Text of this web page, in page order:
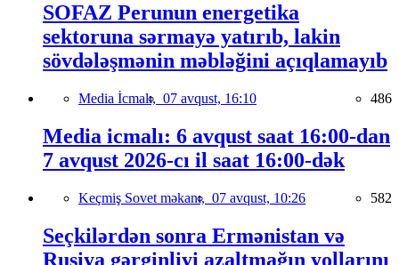
SOFAZ Perunun energetika
sektoruna sərmayə yatırıb, lakin
sövdələşmənin məbləğini açıqlamayıb
Media İcmalı, 07 avqust, 16:10 486
Media icmalı: 6 avqust saat 16:00-dan
7 avqust 2026-cı il saat 16:00-dək
Keçmiş Sovet məkanı, 07 avqust, 10:26 582
Seçkilərdən sonra Ermənistan və
Rusiya gərginliyi azaltmağın yollarını